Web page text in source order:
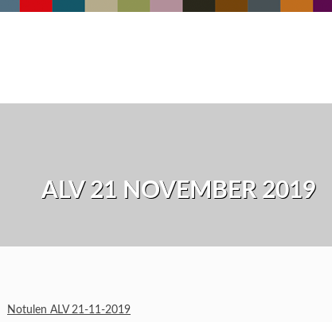
ALV 21 NOVEMBER 2019
Notulen ALV 21-11-2019